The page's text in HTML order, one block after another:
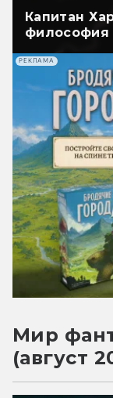
Капитан
философия
РЕКЛАМА
Мир
(август